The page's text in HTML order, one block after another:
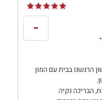
הרגשנו בבית עם המון
הבריכה נקיה
-